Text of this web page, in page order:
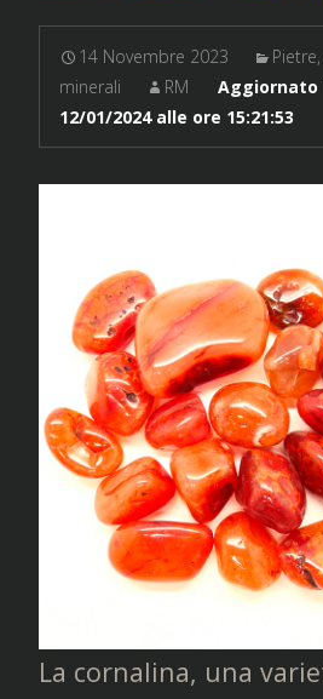
14 Novembre 2023
minerali
RM
Aggiornato
12/01/2024 alle ore 15:21:53
La cornalina, una